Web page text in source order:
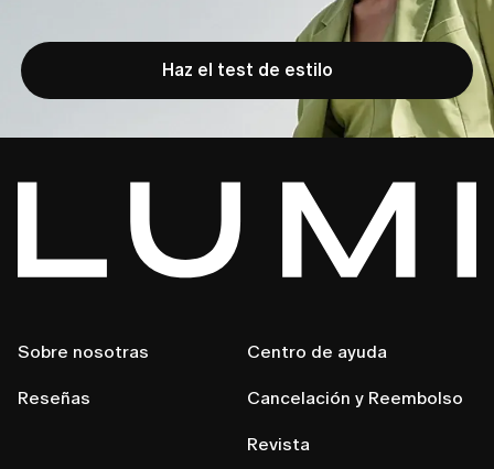
Haz el test de estilo
Sobre nosotras
Reseñas
Centro de ayuda
Cancelación y Reembolso
Revista